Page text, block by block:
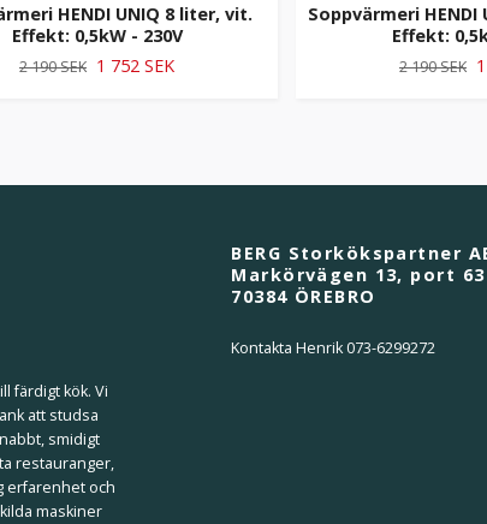
HENDI UNIQ 8 liter, vit.
Effekt: 0,5kW - 230V
2 190 SEK 1 752 SEK
Soppvärmeri HENDI
Effekt:
2 190 SEK
färdigt kök. Vi
att studsa
smidigt
restauranger,
erfarenhet och
maskiner
BERG Storkökspartner
Markörvägen 13, port 63
70384 ÖREBRO
Kontakta Henrik 073-6299272